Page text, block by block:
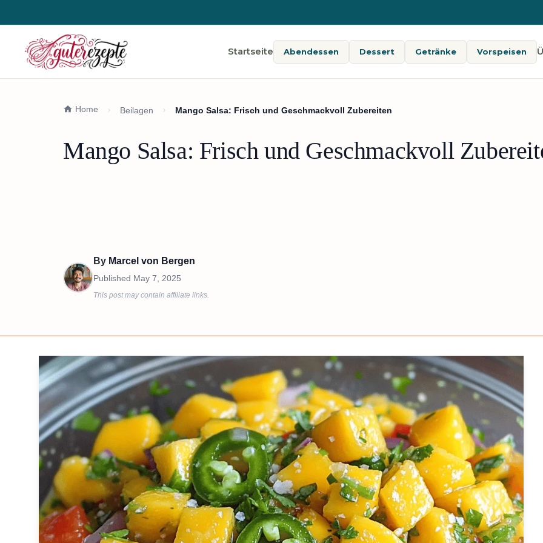
Startseite Abendessen Dessert Getränke Vorspeisen
Home Beilagen Mango Salsa: Frisch und Geschmackvoll Zubereiten
Mango Salsa: Frisch und Geschmackvoll
By Marcel von Bergen
Published May 7, 2025
This post may contain affiliate links.